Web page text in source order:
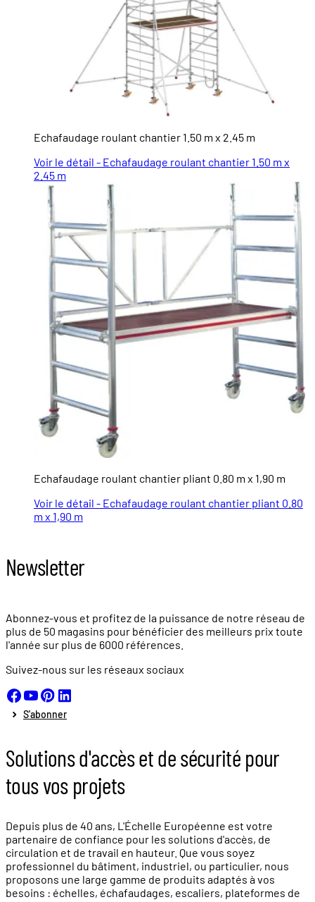
Echafaudage roulant chantier 1.50 m x 2.45 m
Voir le détail - Echafaudage roulant chantier 1.50 m x
2.45 m
Echafaudage roulant chantier pliant 0.80 m x 1,90 m
Voir le détail - Echafaudage roulant chantier pliant 0.80
m x 1,90 m
Newsletter
Abonnez-vous et profitez de la puissance de notre réseau de
plus de 50 magasins pour bénéficier des meilleurs prix toute
l'année sur plus de 6000 références.
Suivez-nous sur les réseaux sociaux
S'abonner
Solutions d'accès et de sécurité pour
tous vos projets
Depuis plus de 40 ans, L'Échelle Européenne est votre
partenaire de confiance pour les solutions d'accès, de
circulation et de travail en hauteur. Que vous soyez
professionnel du bâtiment, industriel, ou particulier, nous
proposons une large gamme de produits adaptés à vos
besoins : échelles, échafaudages, escaliers, plateformes de